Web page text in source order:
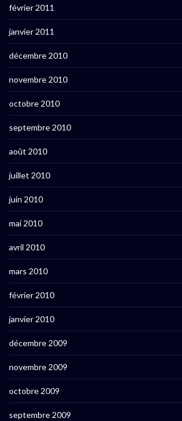
février 2011
janvier 2011
décembre 2010
novembre 2010
octobre 2010
septembre 2010
août 2010
juillet 2010
juin 2010
mai 2010
avril 2010
mars 2010
février 2010
janvier 2010
décembre 2009
novembre 2009
octobre 2009
septembre 2009